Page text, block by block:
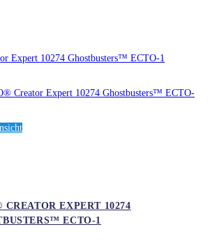
CREATOR EXPERT 10274
ECTO-1